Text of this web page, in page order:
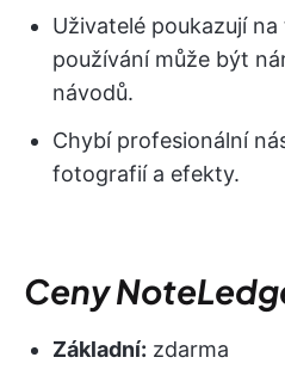
Uživatelé poukazují
používání může být
návodů.
Chybí profesionální
fotografií a efekty.
Ceny
Základní: zdarma